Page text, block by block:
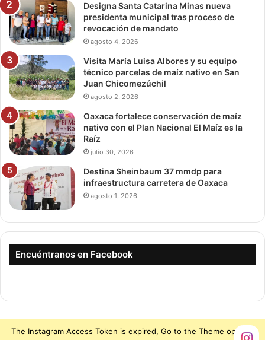
Designa Santa Catarina Minas nueva
presidenta municipal tras proceso de
revocación de mandato
agosto 4, 2026
Visita María Luisa Albores y su equipo
técnico parcelas de maíz nativo en San
Juan Chicomezúchil
agosto 2, 2026
Oaxaca fortalece conservación de maíz
nativo con el Plan Nacional El Maíz es la
Raíz
julio 30, 2026
Destina Sheinbaum 37 mmdp para
infraestructura carretera de Oaxaca
agosto 1, 2026
Encuéntranos en Facebook
The Instagram Access Token is expired, Go to the Theme options